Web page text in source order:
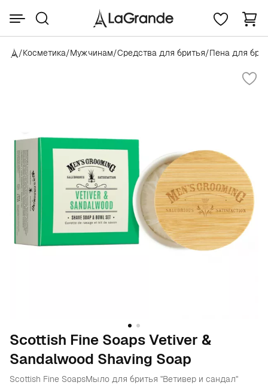
/Косметика/Мужчинам/Средства для бритья/Пена для
Scottish Fine Soaps Vetiver &
Sandalwood Shaving Soap
Scottish Fine SoapsМыло для бритья "Ветивер и сандал"